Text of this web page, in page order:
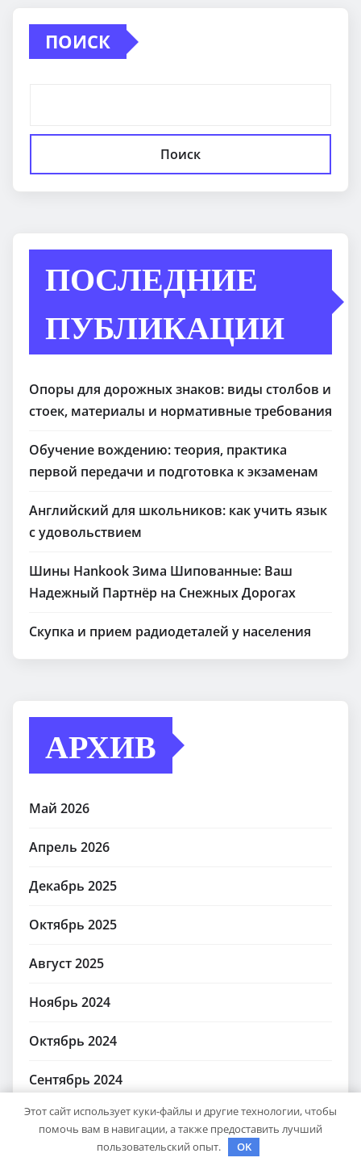
ПОИСК
Поиск
ПОСЛЕДНИЕ
ПУБЛИКАЦИИ
Опоры для дорожных знаков: виды столбов и
стоек, материалы и нормативные требования
Обучение вождению: теория, практика
первой передачи и подготовка к экзаменам
Английский для школьников: как учить язык
с удовольствием
Шины Hankook Зима Шипованные: Ваш
Надежный Партнёр на Снежных Дорогах
Скупка и прием радиодеталей у населения
АРХИВ
Май 2026
Апрель 2026
Декабрь 2025
Октябрь 2025
Август 2025
Ноябрь 2024
Октябрь 2024
Сентябрь 2024
Август 2024
Июль 2024
Этот сайт использует куки-файлы и другие технологии, чтобы
помочь вам в навигации, а также предоставить лучший
пользовательский опыт.
OK